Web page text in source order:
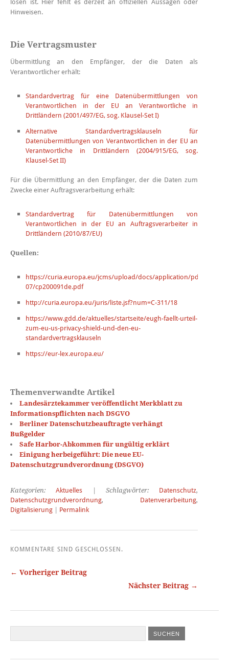
lösen ist. Hier fehlt es derzeit an offiziellen Aussagen oder
Hinweisen.
Die Vertragsmuster
Übermittlung an den Empfänger, der die Daten als
Verantwortlicher erhält:
Standardvertrag für eine Datenübermittlungen von
Verantwortlichen in der EU an Verantwortliche in
Drittländern (2001/497/EG, sog. Klausel-Set I)
Alternative Standardvertragsklauseln für
Datenübermittlungen von Verantwortlichen in der EU an
Verantwortliche in Drittländern (2004/915/EG, sog.
Klausel-Set II)
Für die Übermittlung an den Empfänger, der die Daten zum
Zwecke einer Auftragsverarbeitung erhält:
Standardvertrag für Datenübermittlungen von
Verantwortlichen in der EU an Auftragsverarbeiter in
Drittländern (2010/87/EU)
Quellen:
https://curia.europa.eu/jcms/upload/docs/application/pdf/2020-
07/cp200091de.pdf
http://curia.europa.eu/juris/liste.jsf?num=C-311/18
https://www.gdd.de/aktuelles/startseite/eugh-faellt-urteil-
zum-eu-us-privacy-shield-und-den-eu-
standardvertragsklauseln
https://eur-lex.europa.eu/
Themenverwandte Artikel
Landesärztekammer veröffentlicht Merkblatt zu
Informationspflichten nach DSGVO
Berliner Datenschutzbeauftragte verhängt
Bußgelder
Safe Harbor-Abkommen für ungültig erklärt
Einigung herbeigeführt: Die neue EU-
Datenschutzgrundverordnung (DSGVO)
Kategorien:Aktuelles | Schlagwörter: Datenschutz,
Datenschutzgrundverordnung, Datenverarbeitung,
Digitalisierung
Permalink
KOMMENTARE SIND GESCHLOSSEN.
← Vorheriger Beitrag
Nächster Beitrag →